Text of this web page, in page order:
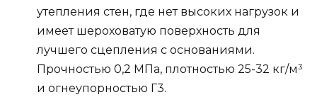
утепления стен, где нет высоких нагрузок и
имеет шероховатую поверхность для
лучшего сцепления с основаниями.
Прочностью 0,2 МПа, плотностью 25-32 кг/м³
и огнеупорностью Г3.